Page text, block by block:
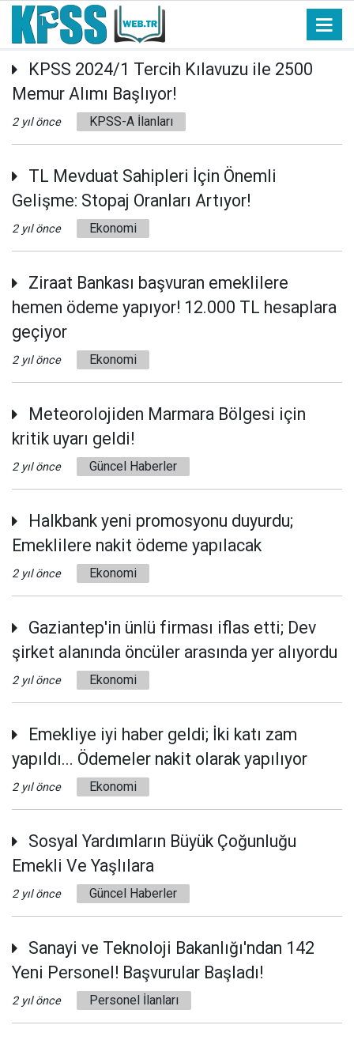
KPSS 2024/1 Tercih Kılavuzu ile 2500
Memur Alımı Başlıyor!
2 yıl önce KPSS-A İlanları
TL Mevduat Sahipleri İçin Önemli
Gelişme: Stopaj Oranları Artıyor!
2 yıl önce Ekonomi
Ziraat Bankası başvuran emeklilere
hemen ödeme yapıyor! 12.000 TL hesaplara
geçiyor
2 yıl önce Ekonomi
Meteorolojiden Marmara Bölgesi için
kritik uyarı geldi!
2 yıl önce Güncel Haberler
Halkbank yeni promosyonu duyurdu;
Emeklilere nakit ödeme yapılacak
2 yıl önce Ekonomi
Gaziantep'in ünlü firması iflas etti; Dev
şirket alanında öncüler arasında yer alıyordu
2 yıl önce Ekonomi
Emekliye iyi haber geldi; İki katı zam
yapıldı... Ödemeler nakit olarak yapılıyor
2 yıl önce Ekonomi
Sosyal Yardımların Büyük Çoğunluğu
Emekli Ve Yaşlılara
2 yıl önce Güncel Haberler
Sanayi ve Teknoloji Bakanlığı'ndan 142
Yeni Personel! Başvurular Başladı!
2 yıl önce Personel İlanları